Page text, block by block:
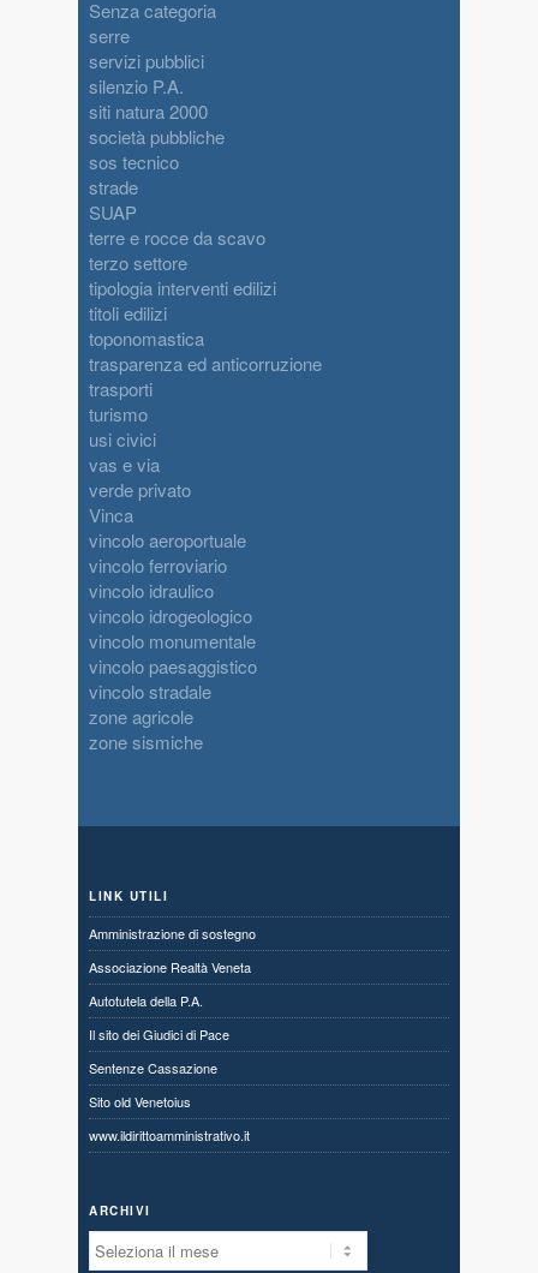
Senza categoria
serre
servizi pubblici
silenzio P.A.
siti natura 2000
società pubbliche
sos tecnico
strade
SUAP
terre e rocce da scavo
terzo settore
tipologia interventi edilizi
titoli edilizi
toponomastica
trasparenza ed anticorruzione
trasporti
turismo
usi civici
vas e via
verde privato
Vinca
vincolo aeroportuale
vincolo ferroviario
vincolo idraulico
vincolo idrogeologico
vincolo monumentale
vincolo paesaggistico
vincolo stradale
zone agricole
zone sismiche
LINK UTILI
Amministrazione di sostegno
Associazione Realtà Veneta
Autotutela della P.A.
Il sito dei Giudici di Pace
Sentenze Cassazione
Sito old Venetoius
www.ildirittoamministrativo.it
ARCHIVI
Archivi